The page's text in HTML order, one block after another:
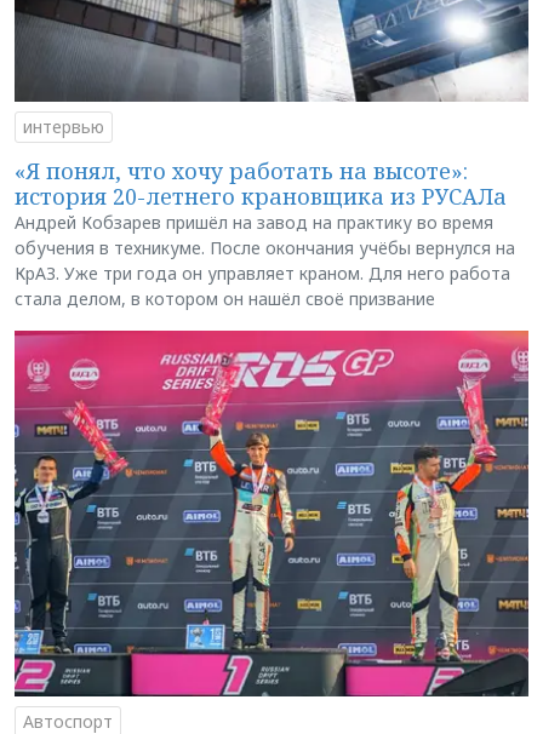
интервью
«Я понял, что хочу работать на высоте»:
история 20-летнего крановщика из РУСАЛа
Андрей Кобзарев пришёл на завод на практику во время
обучения в техникуме. После окончания учёбы вернулся на
КрАЗ. Уже три года он управляет краном. Для него работа
стала делом, в котором он нашёл своё призвание
Автоспорт